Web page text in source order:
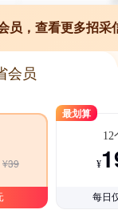
员，查看更多招采
会员
¥39
最划算
12
¥
每日